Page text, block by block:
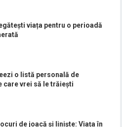
viața pentru o perioadă
o listă personală de
care vrei să le trăiești
de joacă și liniște: Viața în